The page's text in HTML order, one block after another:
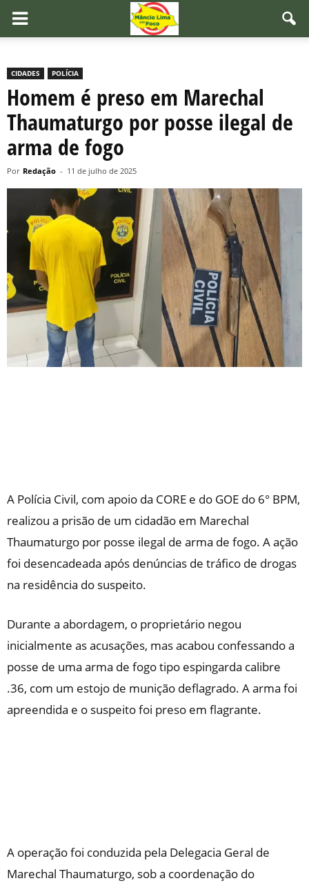
CIDADES POLÍCIA
Homem é preso em Marechal
Thaumaturgo por posse ilegal de
arma de fogo
Por Redação - 11 de julho de 2025
A Polícia Civil, com apoio da CORE e do GOE do 6° BPM,
realizou a prisão de um cidadão em Marechal
Thaumaturgo por posse ilegal de arma de fogo. A ação
foi desencadeada após denúncias de tráfico de drogas
na residência do suspeito.
Durante a abordagem, o proprietário negou
inicialmente as acusações, mas acabou confessando a
posse de uma arma de fogo tipo espingarda calibre
.36, com um estojo de munição deflagrado. A arma foi
apreendida e o suspeito foi preso em flagrante.
A operação foi conduzida pela Delegacia Geral de
Marechal Thaumaturgo, sob a coordenação do